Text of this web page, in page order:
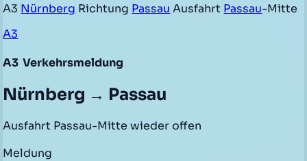
A3 Nürnberg Richtung Passau Ausfahrt Passau-Mitte
A3
A3 Verkehrsmeldung
Nürnberg → Passau
Ausfahrt Passau-Mitte wieder offen
Meldung